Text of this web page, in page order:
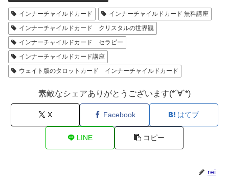
インナーチャイルドカード
インナーチャイルドカード 無料講座
インナーチャイルドカード クリスタルの世界観
インナーチャイルドカード セラピー
インナーチャイルドカード講座
ウェイト版のタロットカード インナーチャイルドカード
素敵なシェアありがとうございます(*´∀`*)
X Facebook はてブ
LINE コピー
rei